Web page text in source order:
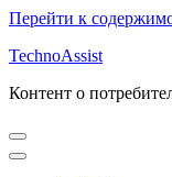
Перейти к
TechnoAssist
Контент о